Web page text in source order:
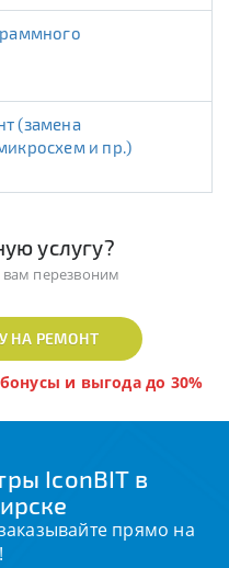
и пр.)
услугу?
вам перезвоним
НА РЕМОНТ
бонусы и выгода до 30%
IconBIT в
прямо на